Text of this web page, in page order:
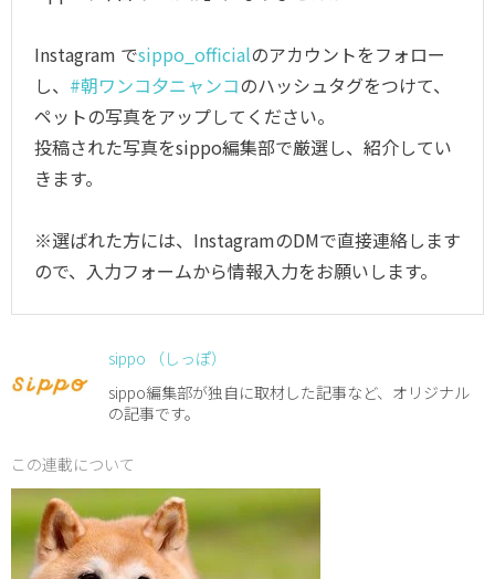
Instagram でsippo_officialのアカウントをフォロー
し、 #朝ワンコ夕ニャンコのハッシュタグをつけて、
ペットの写真をアップしてください。
投稿された写真をsippo編集部で厳選し、紹介してい
きます。
※選ばれた方には、InstagramのDMで直接連絡します
ので、入力フォームから情報入力をお願いします。
sippo （しっぽ）
sippo編集部が独自に取材した記事など、オリジナル
の記事です。
この連載について